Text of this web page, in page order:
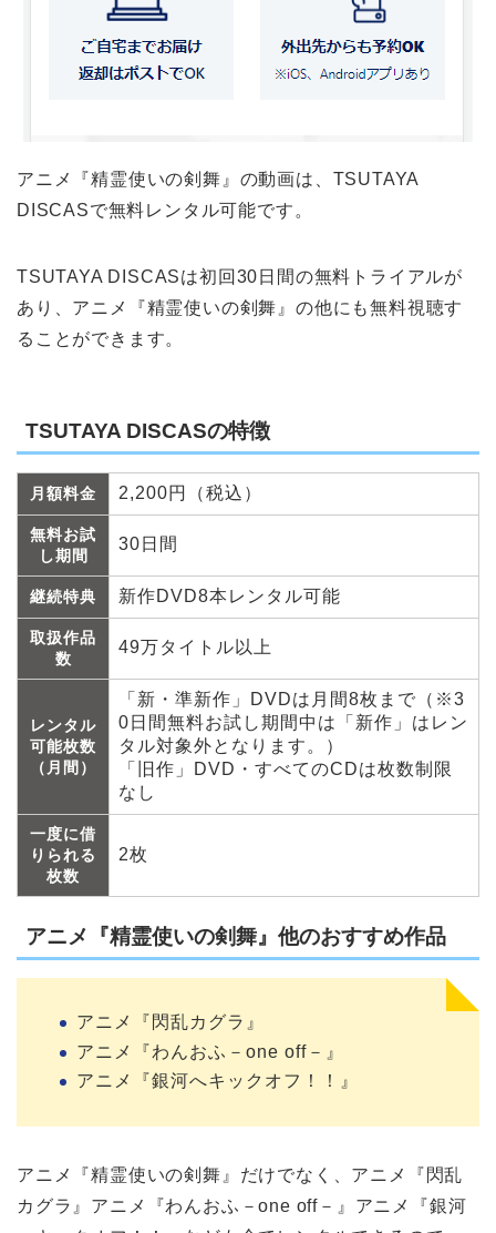
アニメ『精霊使いの剣舞』の動画は、TSUTAYA
DISCASで無料レンタル可能です。
TSUTAYA DISCASは初回30日間の無料トライアルが
あり、アニメ『精霊使いの剣舞』の他にも無料視聴す
ることができます。
TSUTAYA DISCASの特徴
月額料金 2,200円（税込）
無料お試
し期間
30日間
継続特典 新作DVD8本レンタル可能
取扱作品
数
49万タイトル以上
レンタル
可能枚数
（月間）
「新・準新作」DVDは月間8枚まで（※3
0日間無料お試し期間中は「新作」はレン
タル対象外となります。）
「旧作」DVD・すべてのCDは枚数制限
なし
一度に借
りられる
枚数
2枚
アニメ『精霊使いの剣舞』他のおすすめ作品
アニメ『閃乱カグラ』
アニメ『わんおふ－one off－』
アニメ『銀河へキックオフ！！』
アニメ『精霊使いの剣舞』だけでなく、アニメ『閃乱
カグラ』アニメ『わんおふ－one off－』アニメ『銀河